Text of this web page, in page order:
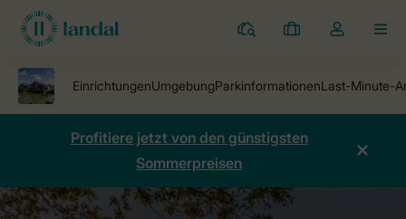
Ferienparks
Meine
Dropdown-
öffnen
Profitiere jetzt von den günstigsten
Sommerpreisen